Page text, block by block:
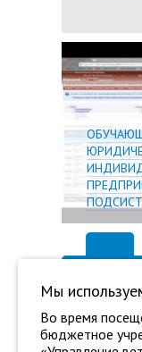
Мы
Во время
бюджетное